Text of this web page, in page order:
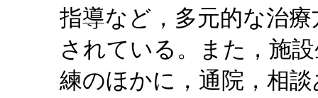
指導など，多元的な治
されている。また，施
練のほかに，通院，相